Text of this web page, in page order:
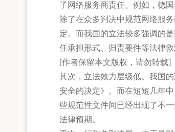
了网络服务商责任。例如，德
除了在众多判决中规范网络服
定。而我国的立法较多强调的
任承担形式、归责要件等法律救
[作者保留本文版权，请勿转载]
其次，立法效力层级低。我国
安全的决定》。而在短短几年
些规范性文件间已经出现了不
法律预期。